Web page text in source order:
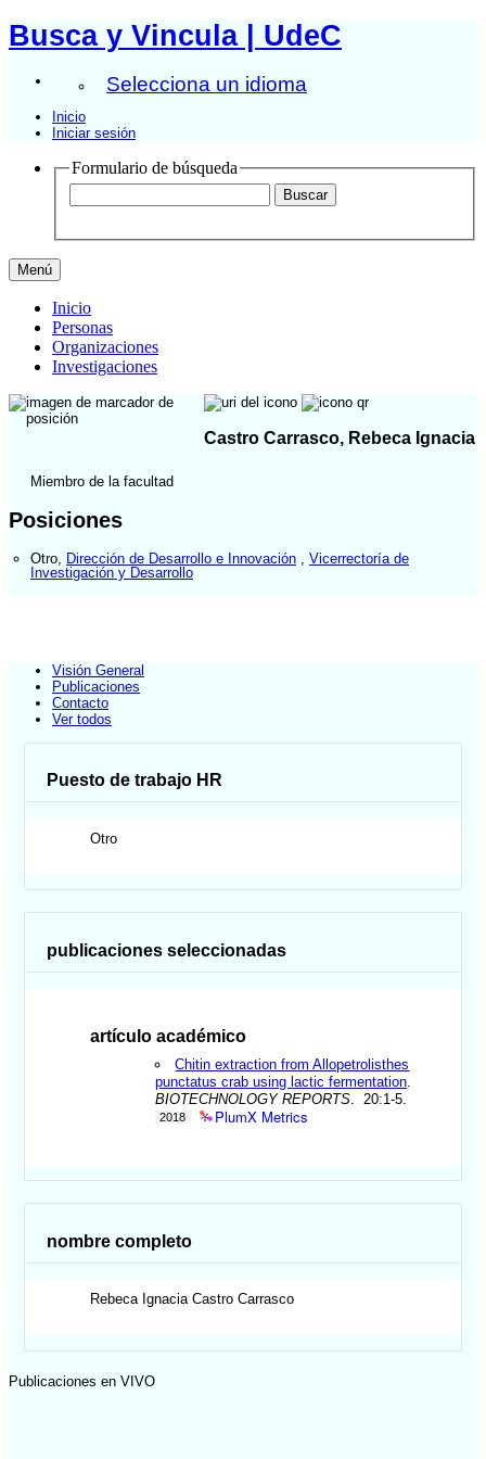
Busca y Vincula | UdeC
Selecciona un idioma
Inicio
Iniciar sesión
Formulario de búsqueda
Menú
Inicio
Personas
Organizaciones
Investigaciones
Castro Carrasco, Rebeca Ignacia
Miembro de la facultad
Posiciones
Otro Dirección de Desarrollo e Innovación
Vicerrectoría de
Investigación y Desarrollo
Visión General
Publicaciones
Contacto
Ver todos
Puesto de trabajo HR
Otro
publicaciones seleccionadas
artículo académico
Chitin extraction from Allopetrolisthes
punctatus crab using lactic fermentation
BIOTECHNOLOGY REPORTS . 20:1-5.
2018 PlumX Metrics
nombre completo
Rebeca Ignacia Castro Carrasco
Publicaciones en VIVO